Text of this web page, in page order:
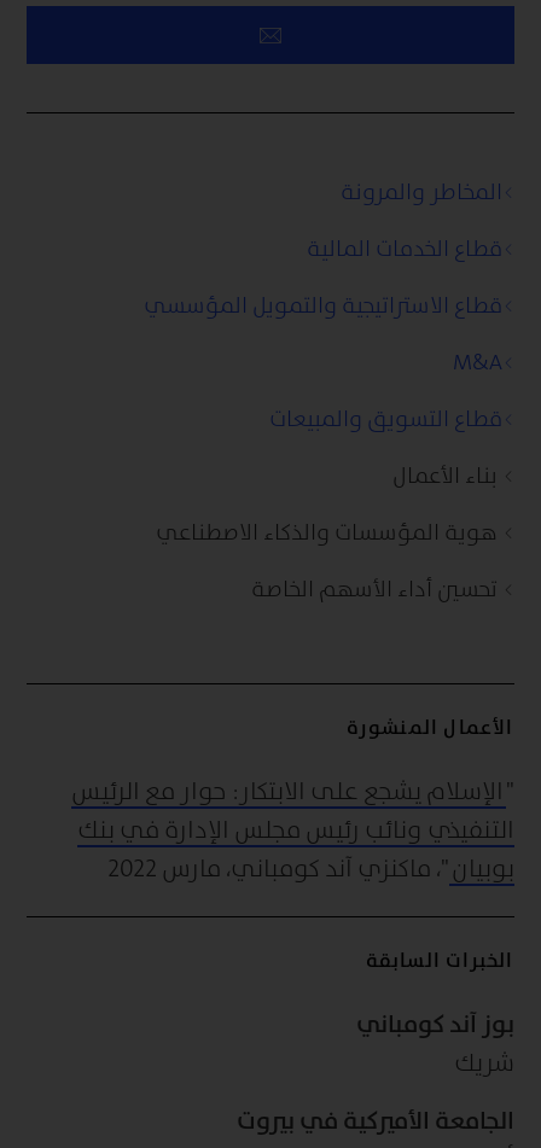
المخاطر والمرونة
قطاع الخدمات المالية
قطاع الاستراتيجية والتمويل المؤسسي
M&A
قطاع التسويق والمبيعات
بناء الأعمال
هوية المؤسسات والذكاء الاصطناعي
تحسين أداء الأسهم الخاصة
الأعمال المنشورة
" الإسلام يشجع على الابتكار: حوار مع الرئيس
التنفيذي ونائب رئيس مجلس الإدارة في بنك
بوبيان "، ماكنزي آند كومباني، مارس 2022
الخبرات السابقة
بوز آند كومباني
شريك
الجامعة الأميركية في بيروت